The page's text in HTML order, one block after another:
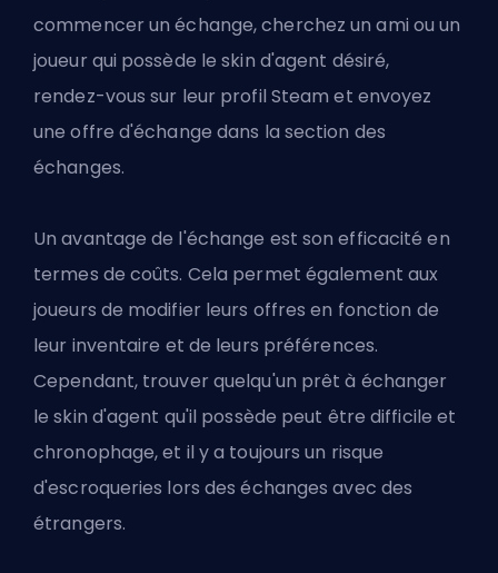
commencer un échange, cherchez un ami ou un
joueur qui possède le skin d'agent désiré,
rendez-vous sur leur profil Steam et envoyez
une offre d'échange dans la section des
échanges.
Un avantage de l'échange est son efficacité en
termes de coûts. Cela permet également aux
joueurs de modifier leurs offres en fonction de
leur inventaire et de leurs préférences.
Cependant, trouver quelqu'un prêt à échanger
le skin d'agent qu'il possède peut être difficile et
chronophage, et il y a toujours un risque
d'escroqueries lors des échanges avec des
étrangers.